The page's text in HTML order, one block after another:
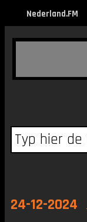
Nederland.FM
24-12-2024